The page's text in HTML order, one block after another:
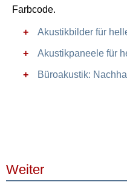
Farbcode.
Akustikbilder für
Akustikpaneele für
Büroakustik:
Weiter